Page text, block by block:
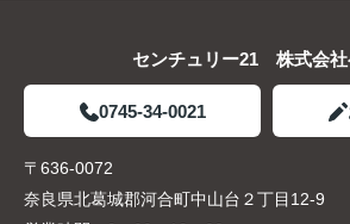
センチュリー21 株式会社
0745-34-0021
〒636-0072
奈良県北葛城郡河合町中山台２丁目12-9